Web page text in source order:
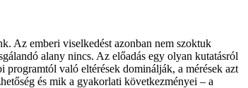
Az emberi viselkedést azonban nem szoktuk
alany nincs. Az előadás egy olyan kutatásról
való eltérések dominálják, a mérések azt
és mik a gyakorlati következményei – a